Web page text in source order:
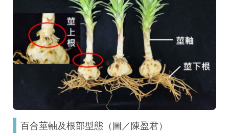
百合莖軸及根部型態（圖／陳盈君）